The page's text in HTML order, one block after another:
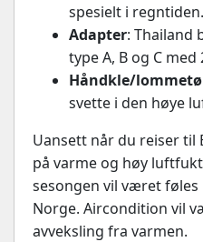
spesielt i regntiden.
Adapter: Thailand
type A, B og C med
Håndkle/
svette i den høye
Uansett når du reiser
på varme og høy
sesongen vil været
Norge. Aircondition vil
avveksling fra varmen.